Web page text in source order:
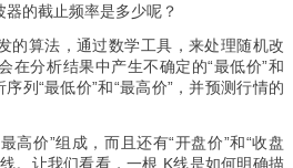
的截止频率是多少呢？
的算法，通过数学工具，来处理随机改
在分析结果中产生不确定的“最低价”和
列“最低价”和“最高价”，并预测行情的
高价”组成，而且还有“开盘价”和“收盘
。让我们看看，一根 K线是如何明确描